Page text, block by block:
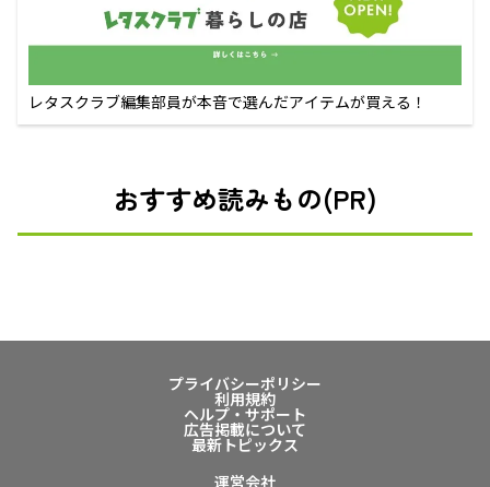
レタスクラブ編集部員が本音で選んだアイテムが買える！
おすすめ読みもの(PR)
プライバシーポリシー
利用規約
ヘルプ・サポート
広告掲載について
最新トピックス
運営会社